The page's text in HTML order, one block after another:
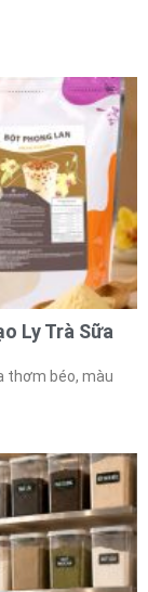
Ly Trà Sữa
thơm béo, màu